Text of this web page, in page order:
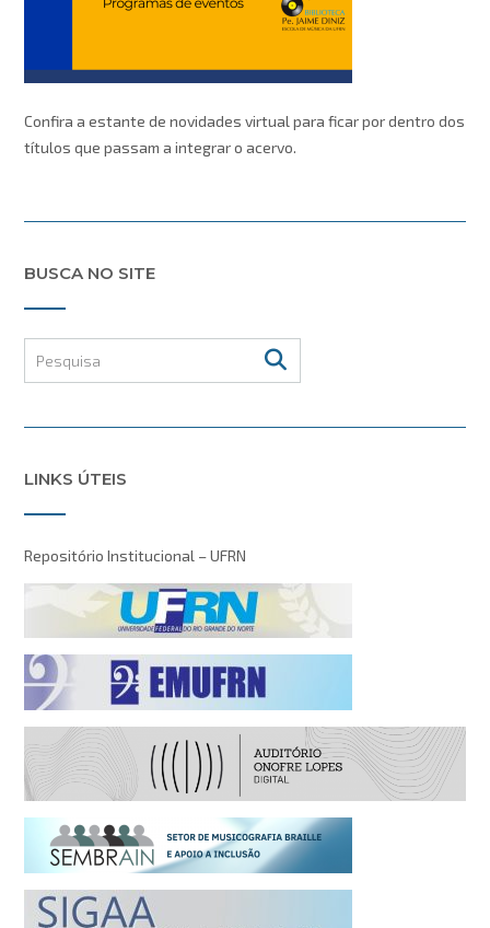
Confira a estante de novidades virtual para ficar por dentro dos
títulos que passam a integrar o acervo.
BUSCA NO SITE
LINKS ÚTEIS
Repositório Institucional – UFRN